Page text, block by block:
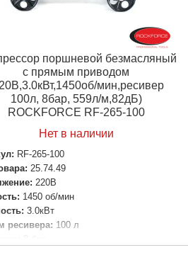
поршневой безмасляный
с прямым приводом
мин,ресивер
100л, 8бар, 559л/м,82дБ)
ROCKFORCE RF-265-100
Нет в наличии
RF-265-100
25.74.49
220В
1450 об/мин
3.0кВт
ресивера: 100 л